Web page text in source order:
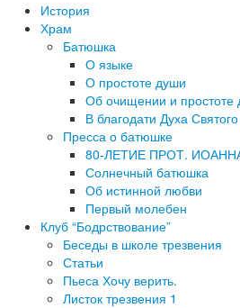
История
Храм
Батюшка
О языке
О простоте души
Об очищении и простоте
В благодати Духа Святого
Пресса о батюшке
80-ЛЕТИЕ ПРОТ.
Солнечный батюшка
Об истинной любви
Первый молебен
Клуб “Бодрствование”
Беседы в школе трезвения
Статьи
Пьеса Хочу верить.
Листок трезвения 1